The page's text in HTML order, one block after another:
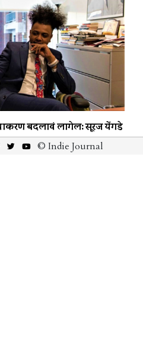
बदलावं लागेल: सूरज येंगडे
© Indie Journal